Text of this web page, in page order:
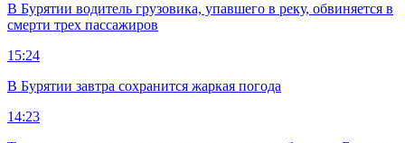
В Бурятии водитель грузовика, упавшего в реку, обвиняется в
смерти трех пассажиров
15:24
В Бурятии завтра сохранится жаркая погода
14:23